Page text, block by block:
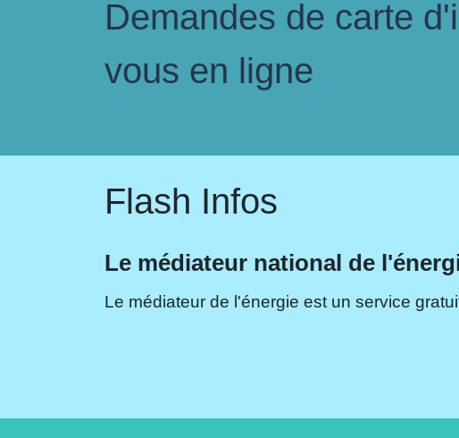
Demandes de carte
vous en ligne
Flash Infos
Le médiateur national de
Le médiateur de l'énergie est un service